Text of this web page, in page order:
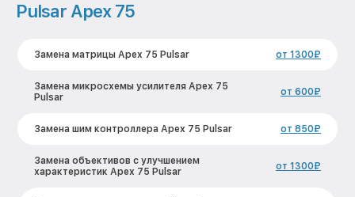
Pulsar Apex 75
Замена матрицы Apex 75 Pulsar от 1300₽
Замена микросхемы усилителя Apex 75
Pulsar
от 600₽
Замена шим контроллера Apex 75 Pulsar от 850₽
Замена объективов с улучшением
характеристик Apex 75 Pulsar
от 1300₽